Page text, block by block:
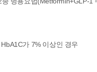
가 7% 이상인 경우